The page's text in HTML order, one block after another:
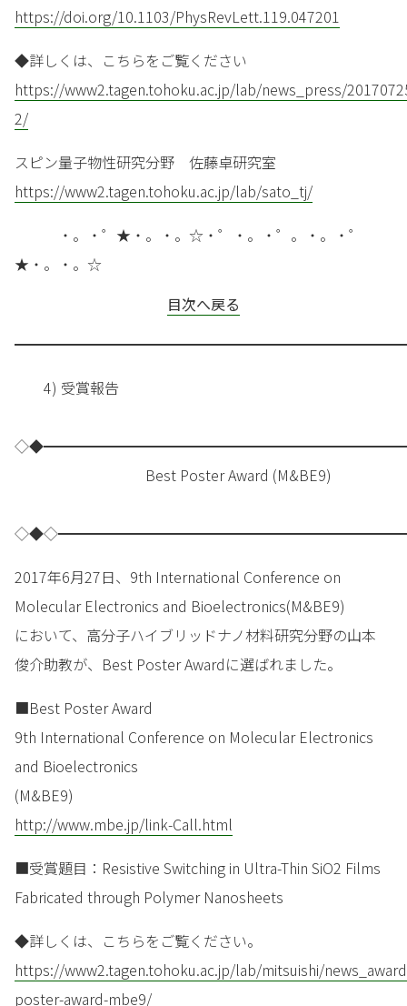
https://doi.org/10.1103/PhysRevLett.119.047201
◆詳しくは、こちらをご覧ください
https://www2.tagen.tohoku.ac.jp/lab/news_press/
2/
スピン量子物性研究分野 佐藤卓研究室
https://www2.tagen.tohoku.ac.jp/lab/sato_tj/
・。・゜★・。・。☆・゜・。・゜。・。・゜
★・。・。☆
目次へ戻る
4) 受賞報告
Best Poster Award (M&BE9)
2017年6月27日、9th International Conference on
Molecular Electronics and Bioelectronics(M&BE9)
において、高分子ハイブリッドナノ材料研究分野の山本
俊介助教が、Best Poster Awardに選ばれました。
■Best Poster Award
9th International Conference on Molecular Electronics
and Bioelectronics
(M&BE9)
http://www.mbe.jp/link-Call.html
■受賞題目：Resistive Switching in Ultra-Thin SiO2 Films
Fabricated through Polymer Nanosheets
◆詳しくは、こちらをご覧ください。
https://www2.tagen.tohoku.ac.jp/lab/mitsuishi/
poster-award-mbe9/